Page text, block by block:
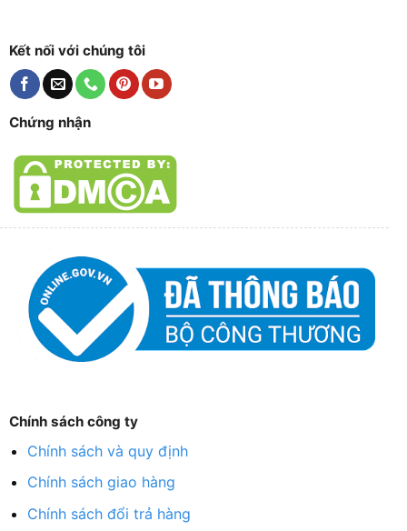
Kết nối với chúng tôi
Chứng nhận
Chính sách công ty
Chính sách và quy định
Chính sách giao hàng
Chính sách đổi trả hàng